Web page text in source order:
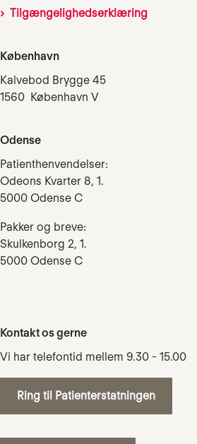
Tilgængelighedserklæring
København
Kalvebod Brygge 45
1560 København V
Odense
Patienthenvendelser:
Odeons Kvarter 8, 1.
5000 Odense C
Pakker og breve:
Skulkenborg 2, 1.
5000 Odense C
Kontakt os gerne
Vi har telefontid mellem 9.30 - 15.00
Ring til Patienterstatningen